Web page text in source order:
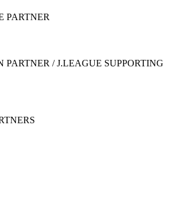
PARTNER
PARTNER / J.LEAGUE SUPPORTING